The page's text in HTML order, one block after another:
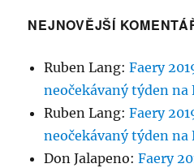
NEJNOVĚJŠÍ
Ruben Lang:Faery
neočekávaný týden na
Ruben Lang:Faery
neočekávaný týden na
Don Jalapeno:Faery